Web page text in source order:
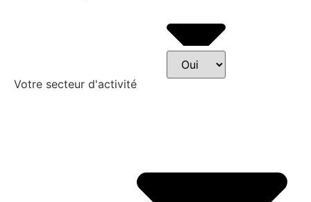
Votre secteur d'activité